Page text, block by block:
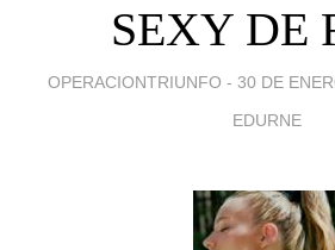
SEXY DE
OPERACIONTRIUNFO - 30 DE
EDURNE